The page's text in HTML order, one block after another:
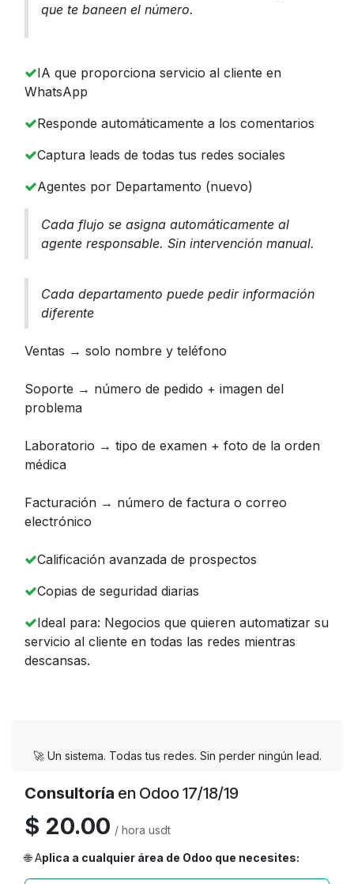
que te baneen el número.
IA que proporciona servicio al cliente en
WhatsApp
Responde automáticamente a los comentarios
Captura leads de todas tus redes sociales
Agentes por Departamento (nuevo)
Cada flujo se asigna automáticamente al
agente responsable. Sin intervención manual.
Cada departamento puede pedir información
diferente
Ventas → solo nombre y teléfono
Soporte → número de pedido + imagen del
problema
Laboratorio → tipo de examen + foto de la orden
médica
Facturación → número de factura o correo
electrónico
Calificación avanzada de prospectos
Copias de seguridad diarias
Ideal para: Negocios que quieren automatizar su
servicio al cliente en todas las redes mientras
descansas.
🚀 Un sistema. Todas tus redes. Sin perder ningún lead.
Consultoría en Odoo 17/18/19
$ 20.00 / hora usdt
🌐 Aplica a cualquier área de Odoo que necesites: